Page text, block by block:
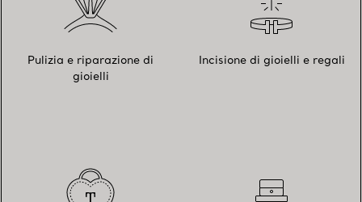
Pulizia e riparazione di
gioielli
Incisione di gioielli e regali